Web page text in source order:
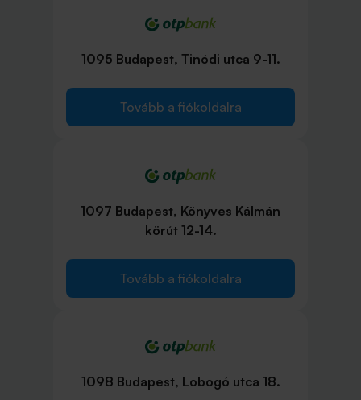
1095 Budapest, Tinódi utca 9-11.
Tovább a fiókoldalra
1097 Budapest, Könyves Kálmán
körút 12-14.
Tovább a fiókoldalra
1098 Budapest, Lobogó utca 18.